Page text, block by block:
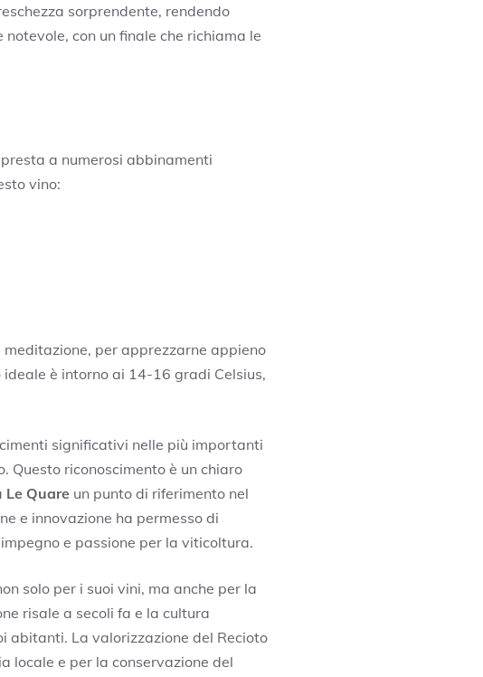
sorprendente, rendendo
con un finale che richiama le
a numerosi abbinamenti
vino:
per apprezzarne appieno
è intorno ai 14-16 gradi Celsius,
significativi nelle più importanti
Questo riconoscimento è un chiaro
Le Quare un punto di riferimento nel
e innovazione ha permesso di
e passione per la viticoltura.
solo per i suoi vini, ma anche per la
risale a secoli fa e la cultura
abitanti. La valorizzazione del Recioto
locale e per la conservazione del